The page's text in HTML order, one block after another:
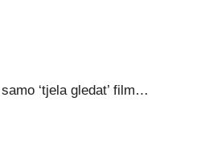
‘tjela gledat’ film…